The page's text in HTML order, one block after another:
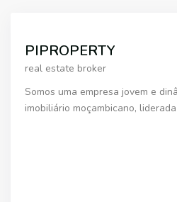
PIPROPERTY
real estate broker
Somos uma empresa jovem e
imobiliário moçambicano,